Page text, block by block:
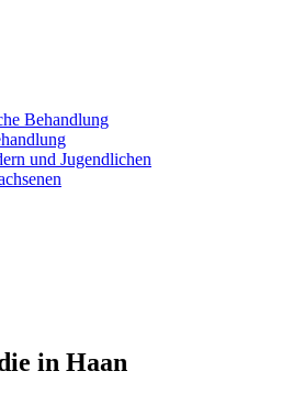
Behandlung
und Jugendlichen
in Haan